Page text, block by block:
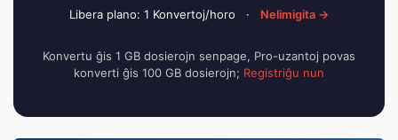
Libera plano: 1 Konvertoj/horo · Nelimigita →
Konvertu ĝis 1 GB dosierojn senpage, Pro-uzantoj povas
konverti ĝis 100 GB dosierojn; Registriĝu nun